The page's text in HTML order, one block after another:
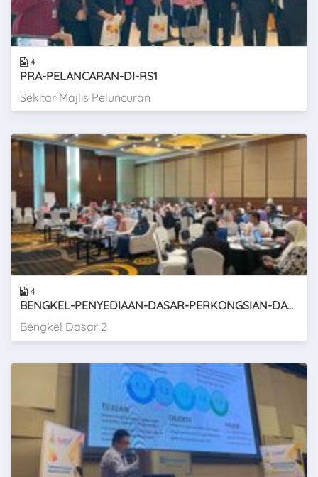
4
PRA-PELANCARAN-DI-RS1
Sekitar Majlis Peluncuran
4
BENGKEL-PENYEDIAAN-DASAR-PERKONGSIAN-DATA-SELANGOR-SIRI-2
Bengkel Dasar 2